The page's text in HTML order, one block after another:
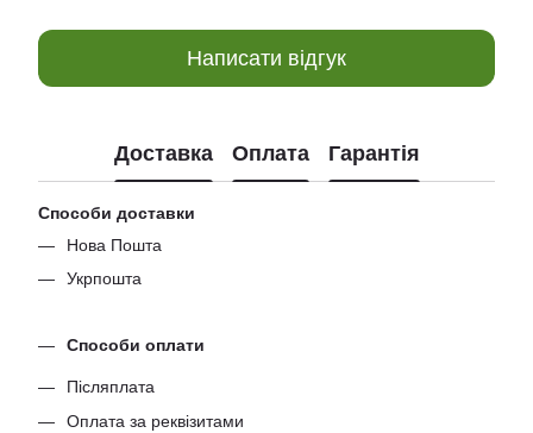
Написати відгук
Доставка Оплата Гарантія
Способи доставки
Нова Пошта
Укрпошта
Способи оплати
Післяплата
Оплата за реквізитами